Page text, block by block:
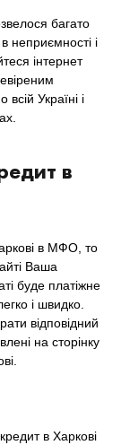
багато
неприємності і
інтернет
Україні і
в
в МФО, то
Ваша
буде платіжне
і швидко.
відповідний
на сторінку
в Харкові